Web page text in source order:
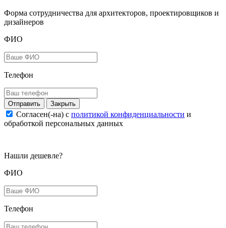
Форма сотрудничества для архитекторов, проектировщиков и
дизайнеров
ФИО
Телефон
Закрыть
Согласен(-на) c политикой конфиденциальности и
обработкой персональных данных
Нашли дешевле?
ФИО
Телефон